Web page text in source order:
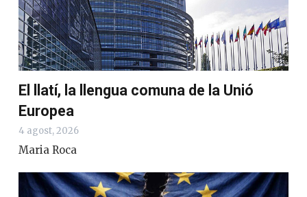
El llatí, la llengua comuna de la Unió
Europea
4 agost, 2026
Maria Roca